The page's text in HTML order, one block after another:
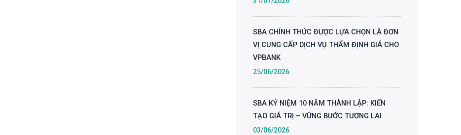
SBA CHÍNH THỨC ĐƯỢC LỰA CHỌN LÀ ĐƠN
VỊ CUNG CẤP DỊCH VỤ THẨM ĐỊNH GIÁ CHO
VPBANK
25/06/2026
SBA KỶ NIỆM 10 NĂM THÀNH LẬP: KIẾN
TẠO GIÁ TRỊ – VỮNG BƯỚC TƯƠNG LAI
03/06/2026